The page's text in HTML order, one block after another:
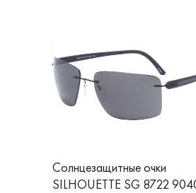
Солнцезащитные очки
SILHOUETTE SG 8722